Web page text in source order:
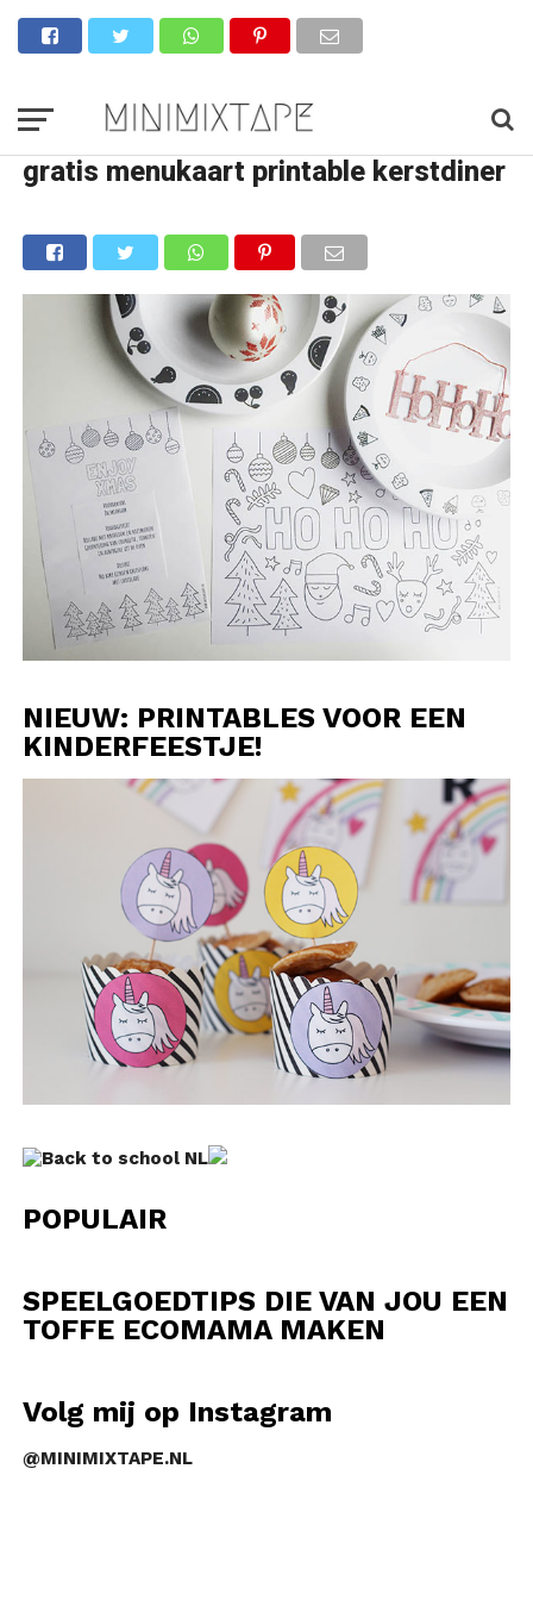
gratis menukaart printable kerstdiner
NIEUW: PRINTABLES VOOR EEN
KINDERFEESTJE!
POPULAIR
SPEELGOEDTIPS DIE VAN JOU EEN
TOFFE ECOMAMA MAKEN
Volg mij op Instagram
@MINIMIXTAPE.NL